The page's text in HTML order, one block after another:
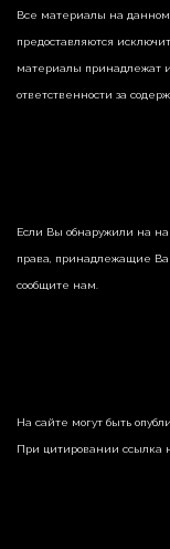
Все материалы на данном
предоставляются
материалы принадлежат
ответственности за
Если Вы обнаружили на
права, принадлежащие
сообщите нам.
На сайте могут быть
При цитировании ссылка